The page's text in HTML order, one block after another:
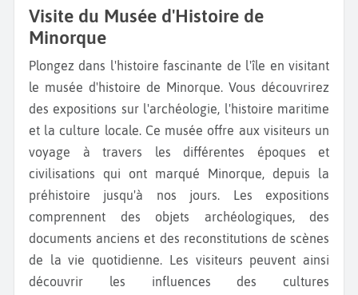
Visite du Musée d'Histoire de
Minorque
Plongez dans l'histoire fascinante de l'île en visitant
le musée d'histoire de Minorque. Vous découvrirez
des expositions sur l'archéologie, l'histoire maritime
et la culture locale. Ce musée offre aux visiteurs un
voyage à travers les différentes époques et
civilisations qui ont marqué Minorque, depuis la
préhistoire jusqu'à nos jours. Les expositions
comprennent des objets archéologiques, des
documents anciens et des reconstitutions de scènes
de la vie quotidienne. Les visiteurs peuvent ainsi
découvrir les influences des cultures